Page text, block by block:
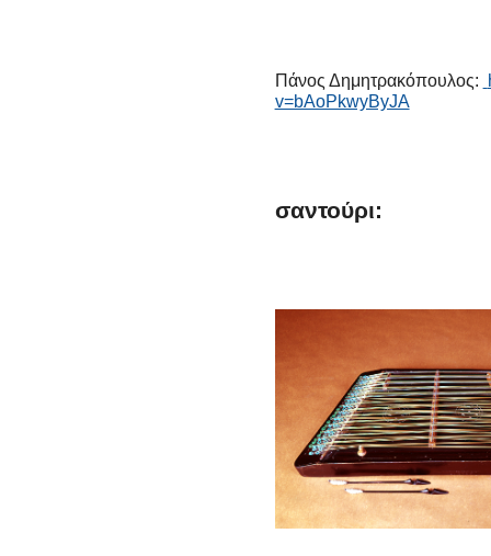
Πάνος Δημητρακόπουλος:
v=bAoPkwyByJA
σαντούρι: